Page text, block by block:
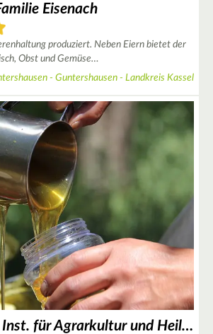
Eisenach
produziert. Neben Eiern bietet der
Obst und Gemüse…
- Guntershausen - Landkreis Kassel
Persephoneia Inst. für Agrarkultur und Heilkunst
4